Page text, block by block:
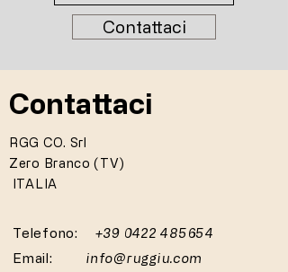
Contattaci
Contattaci
RGG CO. Srl
Zero Branco (TV)
ITALIA
Telefono:
+39 0422 485654
Email: info@ruggiu.com